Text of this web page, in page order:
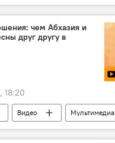
чем Абхазия и
друг другу в
18:20
Видео
Мультимедиа
торговля Россия